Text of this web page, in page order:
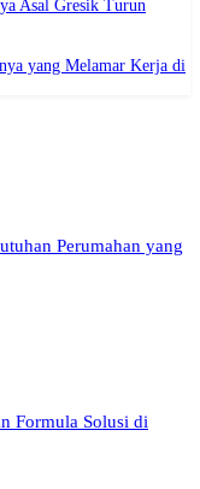
Asal Gresik Turun
yang Melamar Kerja di
Perumahan yang
Formula Solusi di